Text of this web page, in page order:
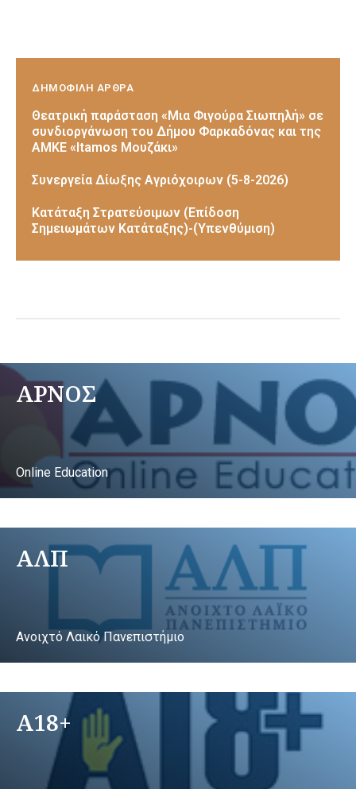
ΔΗΜΟΦΙΛΗ ΑΡΘΡΑ
Θεατρική παράσταση «Μια Φιγούρα Σιωπηλή» σε
συνδιοργάνωση του Δήμου Φαρκαδόνας και της
ΑΜΚΕ «Itamos Μουζάκι»
Συνεργεία Δίωξης Αγριόχοιρων (5-8-2026)
Κατάταξη Στρατεύσιμων (Επίδοση
Σημειωμάτων Κατάταξης)-(Υπενθύμιση)
ΑΡΝΟΣ
Online Education
ΑΛΠ
Ανοιχτό Λαικό Πανεπιστήμιο
A18+